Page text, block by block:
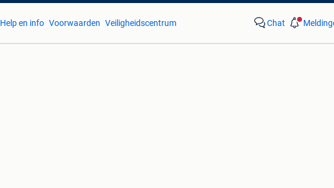
Help en info Voorwaarden Veiligheidscentrum Chat